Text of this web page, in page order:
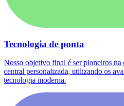
Tecnologia de ponta
Nosso objetivo final é ser pioneiros na
central personalizada, utilizando os
tecnologia moderna.